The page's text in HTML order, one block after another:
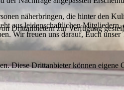
näherbringen, die hinter den
aus leidenschaftlichen
Wir freuen uns darauf, Euch unser
Drittanbietern zur Verfügung
Diese Drittanbieter können eigene